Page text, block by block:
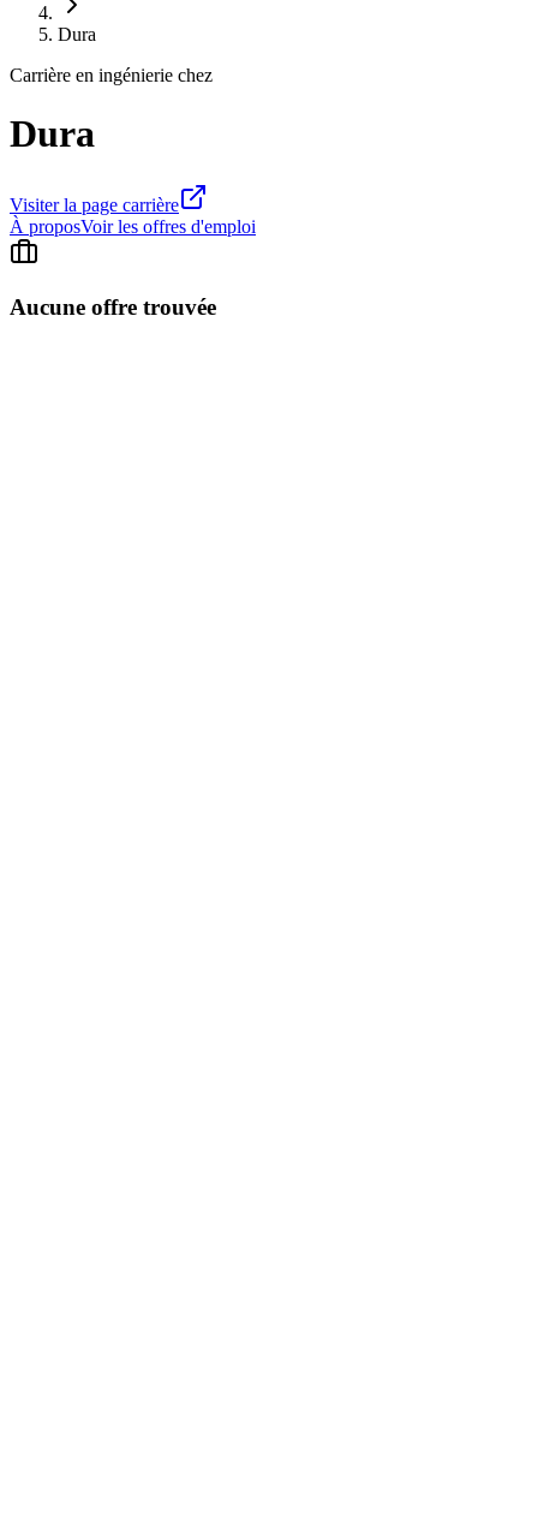
Dura
Carrière en ingénierie chez
Dura
Visiter la page carrière
À proposVoir les offres d'emploi
Aucune offre trouvée